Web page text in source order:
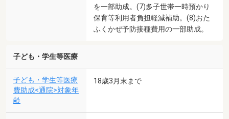
を一部助成。(7)多子世帯一時預かり
保育等利用者負担軽減補助。(8)おた
ふくかぜ予防接種費用の一部助成。
子ども・学生等医療
子ども・学生等医療
費助成<通院>対象年
齢
18歳3月末まで